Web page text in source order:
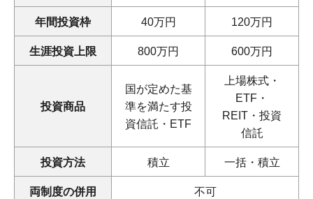
年間投資枠 40万円 120万円
生涯投資上限 800万円 600万円
投資商品
国が定めた基
準を満たす投
資信託・ETF
上場株式・
ETF・
REIT・投資
信託
投資方法 積立 一括・積立
両制度の併用 不可